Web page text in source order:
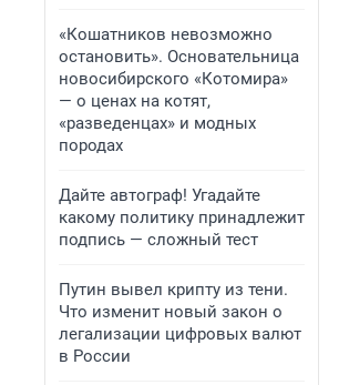
«Кошатников невозможно
остановить». Основательница
новосибирского «Котомира»
— о ценах на котят,
«разведенцах» и модных
породах
Дайте автограф! Угадайте
какому политику принадлежит
подпись — сложный тест
Путин вывел крипту из тени.
Что изменит новый закон о
легализации цифровых валют
в России